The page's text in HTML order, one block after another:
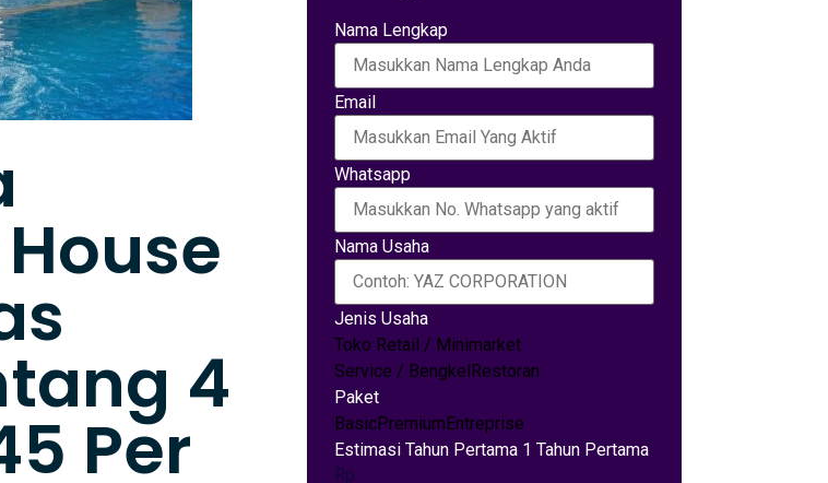
4
Per
Nama Lengkap
Email
Whatsapp
Nama Usaha
Jenis Usaha
Toko Retail / Minimarket
Service / BengkelRestoran
Paket
BasicPremiumEntreprise
Estimasi Tahun Pertama 1 Tahun Pertama
Rp